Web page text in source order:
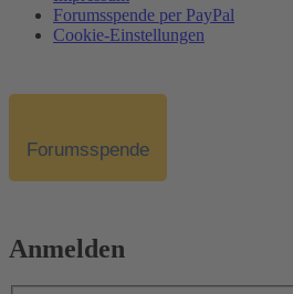
Forumsspende per PayPal
Cookie-Einstellungen
Forumsspende
Anmelden